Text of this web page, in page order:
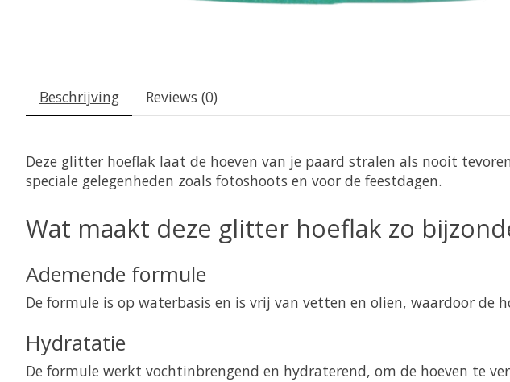
Beschrijving Reviews (0)
Deze glitter hoeflak laat de hoeven van je paard stralen als nooit
speciale gelegenheden zoals fotoshoots en voor de feestdagen.
Wat maakt deze glitter hoeflak zo
Ademende formule
De formule is op waterbasis en is vrij van vetten en olien, waardoor de
Hydratatie
De formule werkt vochtinbrengend en hydraterend, om de hoeven te